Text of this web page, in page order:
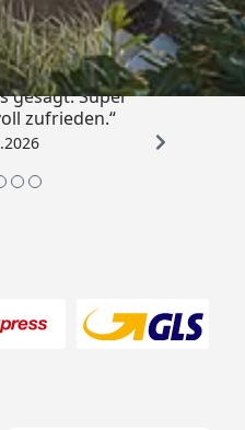
/ 5
gesagt. Super
zufrieden.“